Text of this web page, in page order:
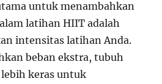
untuk menambahkan
latihan HIIT adalah
intensitas latihan Anda.
beban ekstra, tubuh
keras untuk